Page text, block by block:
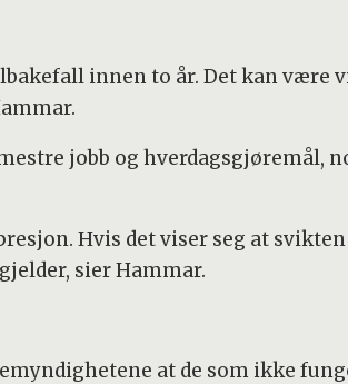
innen to år. Det kan være
jobb og hverdagsgjøremål,
Hvis det viser seg at svikten
sier Hammar.
at de som ikke